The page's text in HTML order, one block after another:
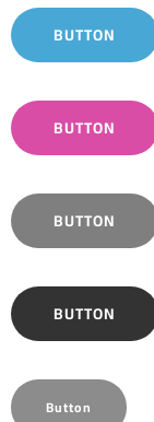
BUTTON
BUTTON
BUTTON
BUTTON
Button